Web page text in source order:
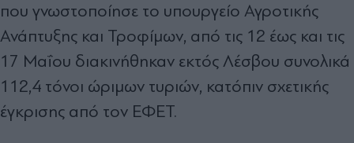
που γνωστοποίησε το υπουργείο Αγροτικής
Ανάπτυξης και Τροφίμων, από τις 12 έως και τις
17 Μαΐου διακινήθηκαν εκτός Λέσβου συνολικά
112,4 τόνοι ώριμων τυριών, κατόπιν σχετικής
έγκρισης από τον ΕΦΕΤ.